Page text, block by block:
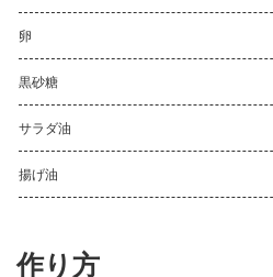
卵
黒砂糖
サラダ油
揚げ油
作り方